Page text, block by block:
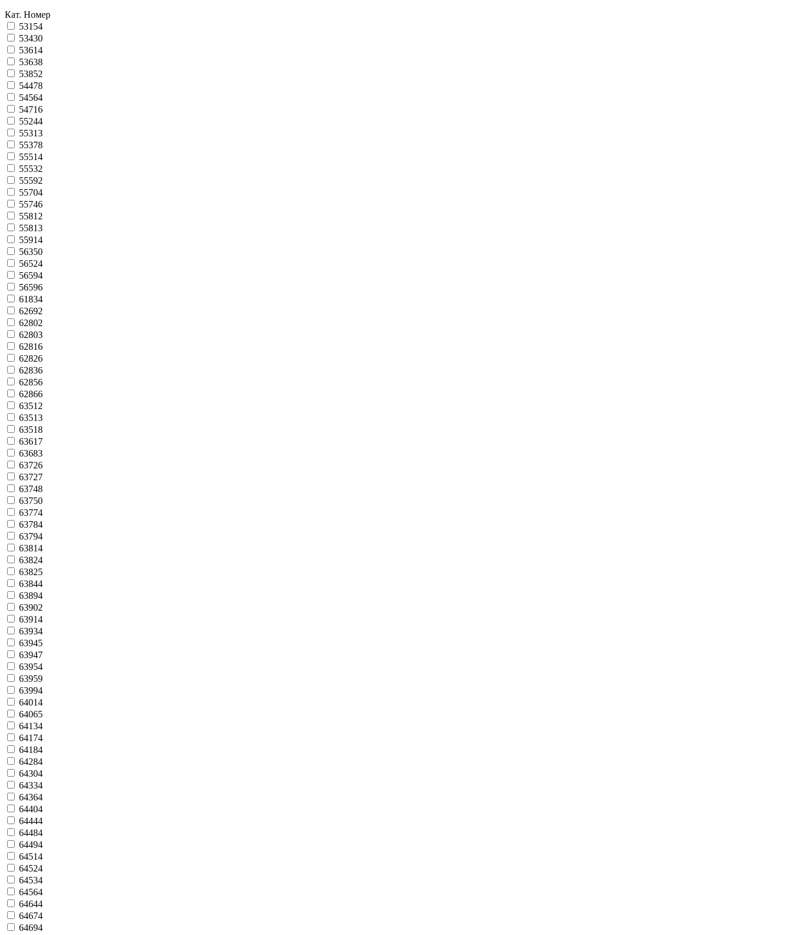
Кат. Номер
53154
53430
53614
53638
53852
54478
54564
54716
55244
55313
55378
55514
55532
55592
55704
55746
55812
55813
55914
56350
56524
56594
56596
61834
62692
62802
62803
62816
62826
62836
62856
62866
63512
63513
63518
63617
63683
63726
63727
63748
63750
63774
63784
63794
63814
63824
63825
63844
63894
63902
63914
63934
63945
63947
63954
63959
63994
64014
64065
64134
64174
64184
64284
64304
64334
64364
64404
64444
64484
64494
64514
64524
64534
64564
64644
64674
64694